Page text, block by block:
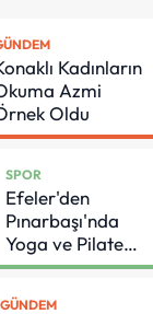
Kadınların
Azmi
Oldu
SPOR
Efeler'den
Pınarbaşı'nda
Yoga ve Pilates
Buluşması
GÜNDEM